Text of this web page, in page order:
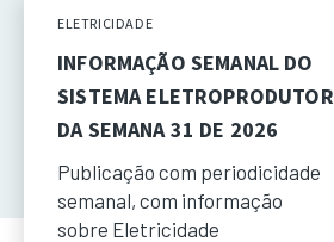
ELETRICIDADE
INFORMAÇÃO SEMANAL DO
SISTEMA ELETROPRODUTOR
DA SEMANA 31 DE 2026
Publicação com periodicidade
semanal, com informação
sobre Eletricidade